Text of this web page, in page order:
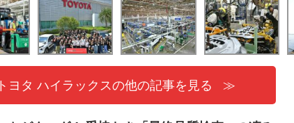
トヨタ ハイラックスの他の記事を見る